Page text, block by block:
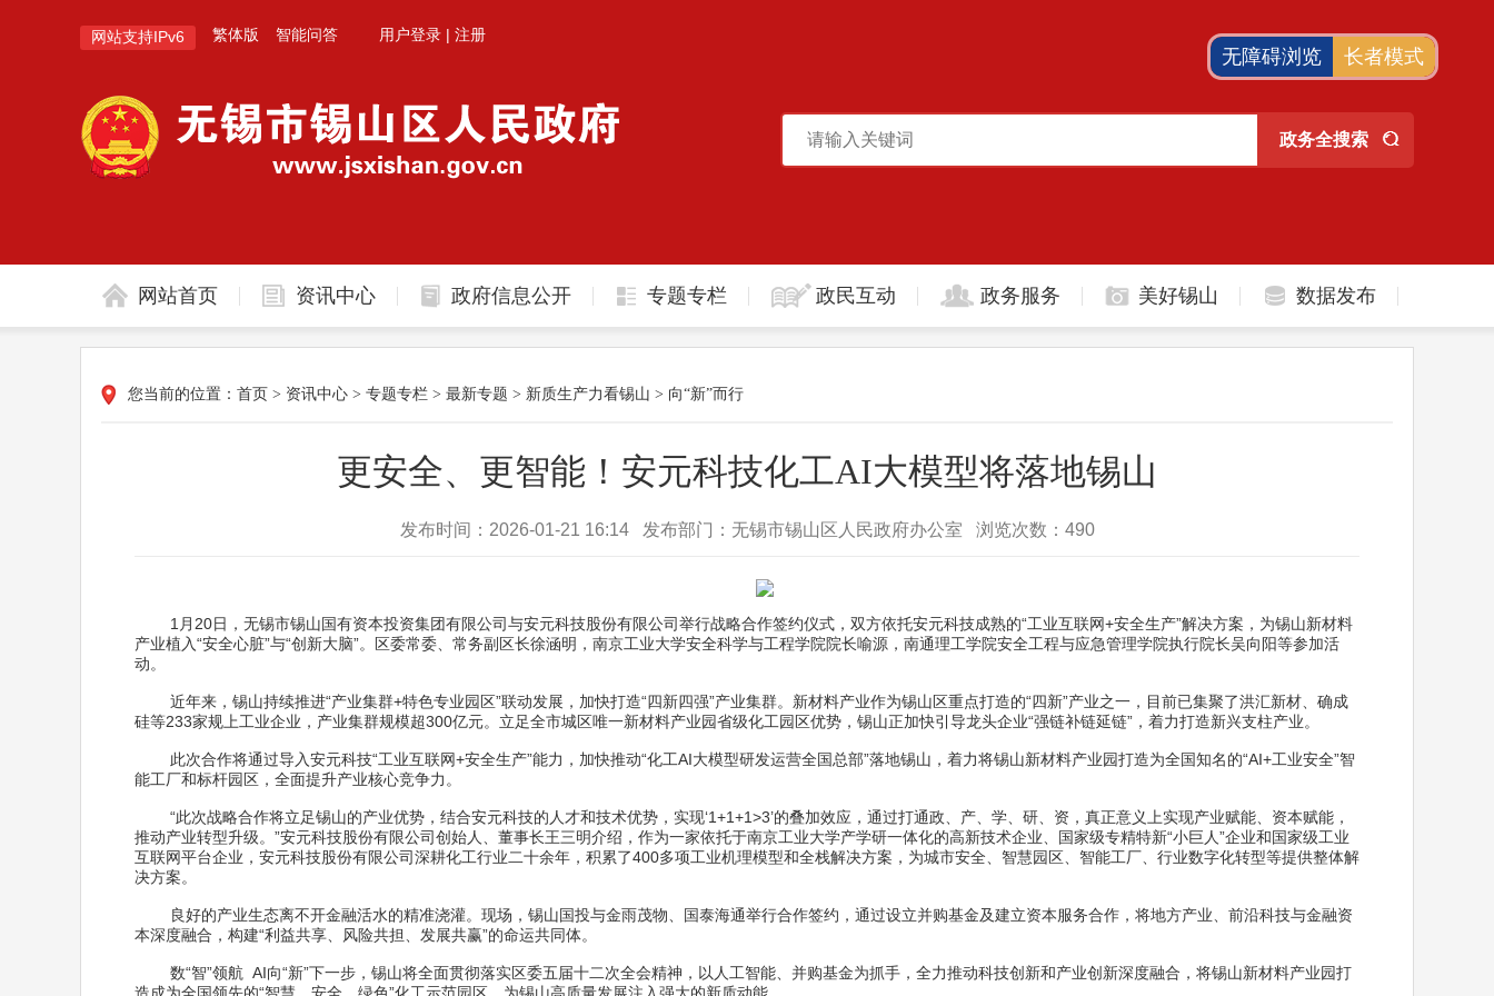
网站支持IPv6 繁体版 智能问答 用户登录 | 注册
网站首页 资讯中心 政府信息公开 专题专栏 政民互动 政务服务 美好锡山 数据发布
您当前的位置： 首页 > 资讯中心 > 专题专栏 > 最新专题 > 新质生产力看锡山 > 向“新”而行
更安全、更智能！安元科技化工AI大模型将落地锡山
发布时间：2026-01-21 16:14 发布部门：无锡市锡山区人民政府办公室 浏览次数： 490
1月20日，无锡市锡山国有资本投资集团有限公司与安元科技股份有限公司举行战略合作签约仪式，双方依托安元科技成熟的“工业互联网+安全生产”解决方案，为锡山新材料
产业植入“安全心脏”与“创新大脑”。区委常委、常务副区长徐涵明，南京工业大学安全科学与工程学院院长喻源，南通理工学院安全工程与应急管理学院执行院长吴向阳等参加活
动。
近年来，锡山持续推进“产业集群+特色专业园区”联动发展，加快打造“四新四强”产业集群。新材料产业作为锡山区重点打造的“四新”产业之一，目前已集聚了洪汇新材、确成
硅等233家规上工业企业，产业集群规模超300亿元。立足全市城区唯一新材料产业园省级化工园区优势，锡山正加快引导龙头企业“强链补链延链”，着力打造新兴支柱产业。
此次合作将通过导入安元科技“工业互联网+安全生产”能力，加快推动“化工AI大模型研发运营全国总部”落地锡山，着力将锡山新材料产业园打造为全国知名的“AI+工业安全”智
能工厂和标杆园区，全面提升产业核心竞争力。
“此次战略合作将立足锡山的产业优势，结合安元科技的人才和技术优势，实现‘1+1+1>3’的叠加效应，通过打通政、产、学、研、资，真正意义上实现产业赋能、资本赋能，
推动产业转型升级。”安元科技股份有限公司创始人、董事长王三明介绍，作为一家依托于南京工业大学产学研一体化的高新技术企业、国家级专精特新“小巨人”企业和国家级工业
互联网平台企业，安元科技股份有限公司深耕化工行业二十余年，积累了400多项工业机理模型和全栈解决方案，为城市安全、智慧园区、智能工厂、行业数字化转型等提供整体解
决方案。
良好的产业生态离不开金融活水的精准浇灌。现场，锡山国投与金雨茂物、国泰海通举行合作签约，通过设立并购基金及建立资本服务合作，将地方产业、前沿科技与金融资
本深度融合，构建“利益共享、风险共担、发展共赢”的命运共同体。
数“智”领航 AI向“新”下一步，锡山将全面贯彻落实区委五届十二次全会精神，以人工智能、并购基金为抓手，全力推动科技创新和产业创新深度融合，将锡山新材料产业园打
无障碍浏览 长者模式